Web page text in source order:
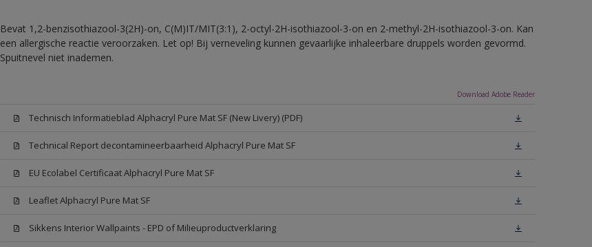
Bevat 1,2-benzisothiazool-3(2H)-on, C(M)IT/MIT(3:1), 2-octyl-2H-isothiazool-3-on en 2-methyl-2H-isothiazool-3-on. Kan
een allergische reactie veroorzaken. Let op! Bij verneveling kunnen gevaarlijke inhaleerbare druppels worden gevormd.
Spuitnevel niet inademen.
Download Adobe Reader
Technisch Informatieblad Alphacryl Pure Mat SF (New Livery) (PDF)
Technical Report decontamineerbaarheid Alphacryl Pure Mat SF
EU Ecolabel Certificaat Alphacryl Pure Mat SF
Leaflet Alphacryl Pure Mat SF
Sikkens Interior Wallpaints - EPD of Milieuproductverklaring